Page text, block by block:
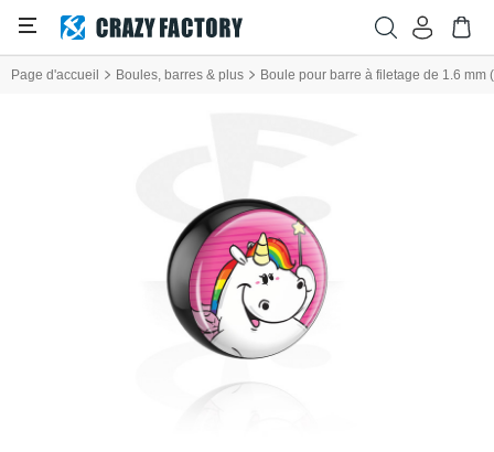
Page d'accueil Boules, barres & plus Boule pour barre à filetage de 1.6